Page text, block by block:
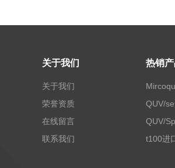
关于我们
关于我们
荣誉资质
在线留言
联系我们
热销